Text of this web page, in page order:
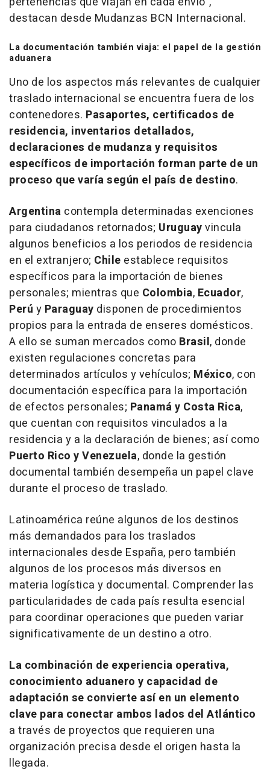
destacan desde Mudanzas BCN Internacional.
La documentación también viaja: el papel de la gestión
aduanera
Uno de los aspectos más relevantes de cualquier
traslado internacional se encuentra fuera de los
contenedores. Pasaportes, certificados de
residencia, inventarios detallados,
declaraciones de mudanza y requisitos
específicos de importación forman parte de un
proceso que varía según el país de destino.
Argentina contempla determinadas exenciones
para ciudadanos retornados; Uruguayvincula
algunos beneficios a los periodos de residencia
en el extranjero; Chile establece requisitos
específicos para la importación de bienes
personales; mientras que Colombia, Ecuador,
Perú y Paraguay disponen de procedimientos
propios para la entrada de enseres domésticos.
A ello se suman mercados como Brasil, donde
existen regulaciones concretas para
determinados artículos y vehículos; México, con
documentación específica para la importación
de efectos personales; Panamá y Costa Rica,
que cuentan con requisitos vinculados a la
residencia y a la declaración de bienes; así como
Puerto Rico y Venezuela, donde la gestión
documental también desempeña un papel clave
durante el proceso de traslado.
Latinoamérica reúne algunos de los destinos
más demandados para los traslados
internacionales desde España, pero también
algunos de los procesos más diversos en
materia logística y documental. Comprender las
particularidades de cada país resulta esencial
para coordinar operaciones que pueden variar
significativamente de un destino a otro.
La combinación de experiencia operativa,
conocimiento aduanero y capacidad de
adaptación se convierte así en un elemento
clave para conectar ambos lados del Atlántico
a través de proyectos que requieren una
organización precisa desde el origen hasta la
llegada.